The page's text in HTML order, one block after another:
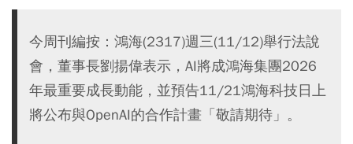
今周刊編按：鴻海(2317)週三(11/12)舉行法說
會，董事長劉揚偉表示，AI將成鴻海集團2026
年最重要成長動能，並預告11/21鴻海科技日上
將公布與OpenAI的合作計畫「敬請期待」。